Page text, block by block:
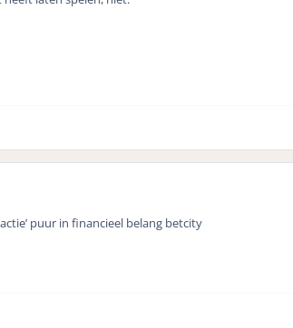
puur in financieel belang betcity